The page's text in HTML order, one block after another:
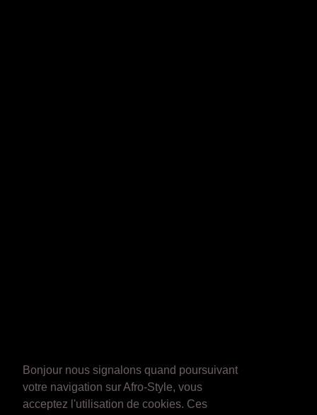
Bonjour nous signalons quand poursuivant
votre navigation sur Afro-Style, vous
acceptez l'utilisation de cookies. Ces